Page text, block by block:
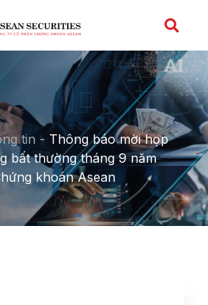
tin - Thông báo mời họp
bất thường tháng 9 năm
khoán Asean